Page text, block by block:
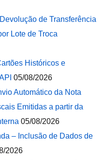
de Transferência
Lote de Troca
Históricos e
05/08/2026
Automático da Nota
Emitidas a partir da
05/08/2026
– Inclusão de Dados de
2026